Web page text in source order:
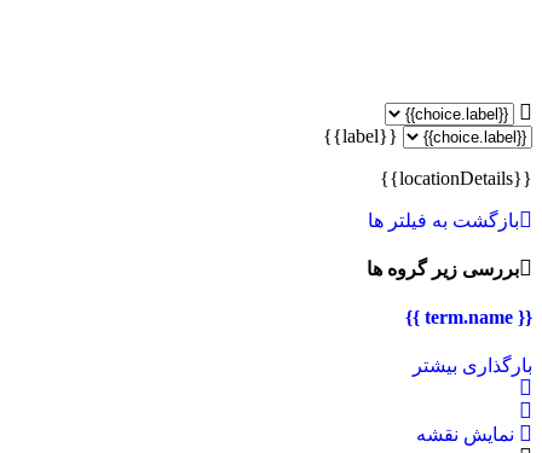
{{label}}
{{locationDetails}}
بازگشت به فیلتر ها
بررسی زیر گروه ها
{{ term.name }}
بارگذاری بیشتر
نمایش نقشه